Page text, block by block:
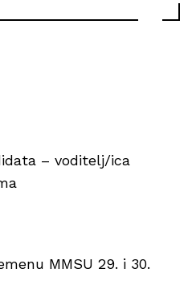
– voditelj/ica
MMSU 29. i 30.